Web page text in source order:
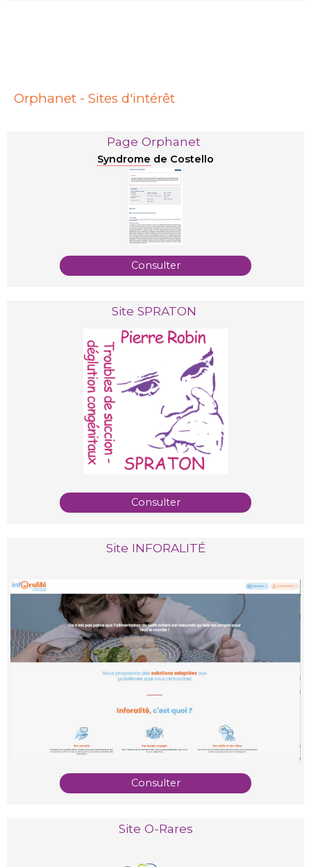
Orphanet - Sites d'intérêt
Page Orphanet
Syndrome de Costello
Consulter
Site SPRATON
Consulter
Site INFORALITÉ
Consulter
Site O-Rares